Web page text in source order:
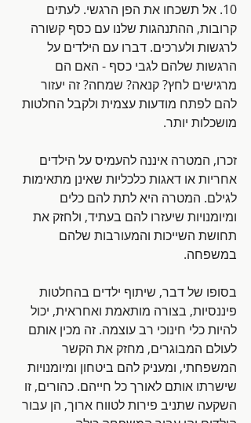
10. אל תשכחו את הפן הרגשי. לעתים
קרובות, ההתנהגות שלנו עם כסף קשורה
לרגשות ולערכים. דברו עם הילדים על
הרגשות שלהם לגבי כסף - האם הם
מרגישים לחץ? קנאה? שמחה? זה יעזור
להם לפתח מודעות עצמית ולקבל החלטות
מושכלות יותר.
זכרו, המטרה איננה להעמיס על הילדים
אחריות או דאגות כלכליות שאינן מתאימות
לגילם. המטרה היא לתת להם כלים
ומיומנויות שיעזרו להם בעתיד, ולחזק את
תחושת השייכות והמעורבות שלהם
במשפחה.
בסופו של דבר, שיתוף ילדים בהחלטות
פיננסיות, בצורה מותאמת ואחראית, יכול
להיות כלי חינוכי רב עוצמה. זה מכין אותם
לעולם המבוגרים, מחזק את הקשר
המשפחתי, ומעניק להם ביטחון ומיומנויות
שישרתו אותם לאורך כל חייהם. כהורים, זו
השקעה שתניב פירות לטווח ארוך, הן עבור